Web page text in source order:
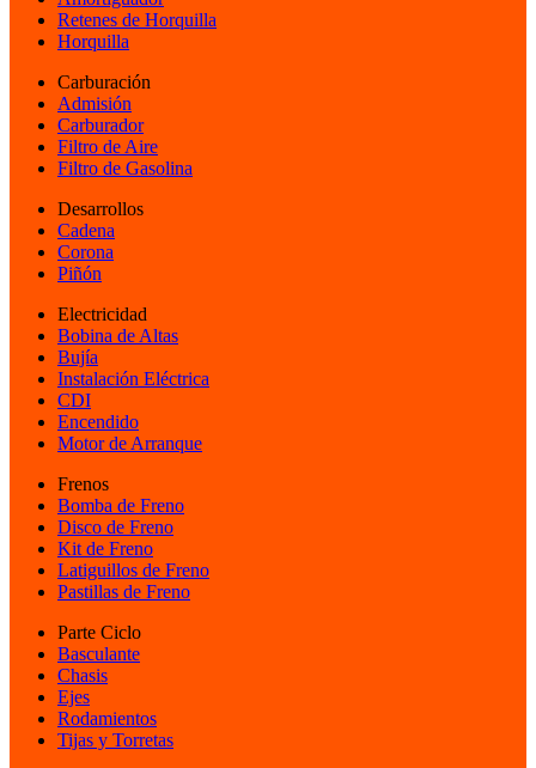
Retenes de Horquilla
Horquilla
Carburación
Admisión
Carburador
Filtro de Aire
Filtro de Gasolina
Desarrollos
Cadena
Corona
Piñón
Electricidad
Bobina de Altas
Bujía
Instalación Eléctrica
CDI
Encendido
Motor de Arranque
Frenos
Bomba de Freno
Disco de Freno
Kit de Freno
Latiguillos de Freno
Pastillas de Freno
Parte Ciclo
Basculante
Chasis
Ejes
Rodamientos
Tijas y Torretas